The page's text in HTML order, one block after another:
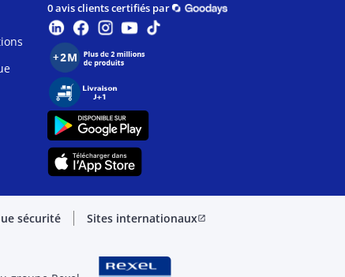
0 avis clients certifiés par
sécurité Sites internationauxopen_in_new